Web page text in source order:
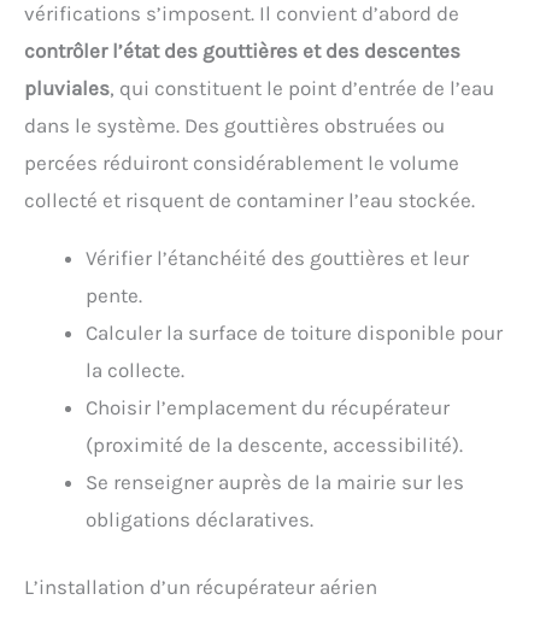
vérifications s’imposent. Il convient d’abord de
contrôler l’état des gouttières et des descentes
pluviales, qui constituent le point d’entrée de l’eau
dans le système. Des gouttières obstruées ou
percées réduiront considérablement le volume
collecté et risquent de contaminer l’eau stockée.
Vérifier l’étanchéité des gouttières et leur
pente.
Calculer la surface de toiture disponible pour
la collecte.
Choisir l’emplacement du récupérateur
(proximité de la descente, accessibilité).
Se renseigner auprès de la mairie sur les
obligations déclaratives.
L’installation d’un récupérateur aérien